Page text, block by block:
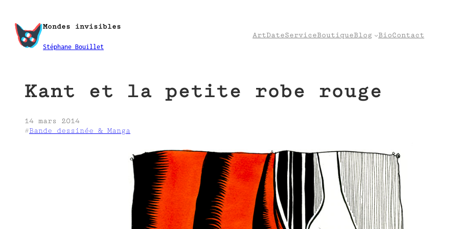
contenu
Mondes invisibles
Stéphane Bouillet
ArtDateServiceBoutiqueBlog BioContact
Kant et la petite robe rouge
14 mars 2014
#Bande dessinée & Manga